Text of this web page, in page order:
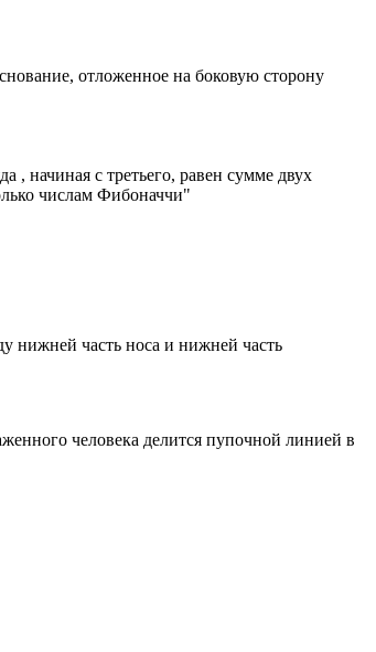
отложенное на боковую сторону
начиная с третьего, равен сумме двух
числам Фибоначчи"
нижней часть носа и нижней часть
человека делится пупочной линией в